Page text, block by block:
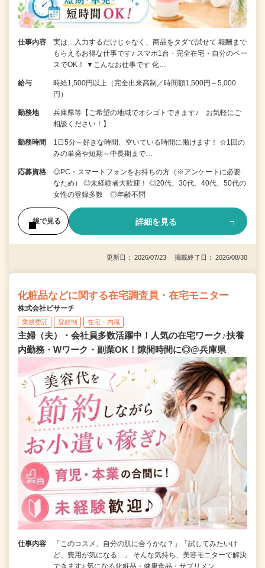
仕事内容
実は…入力するだけじゃなく、商品をタダで試せて 報酬まで
もらえるお得な仕事です♪ スマホ1台・完全在宅・自分のペー
スでOK！ ▼こんなお仕事です 化…
給与
時給1,500円以上（完全出来高制／時間額1,500円～5,000
円）
勤務地
兵庫県等【ご希望の地域でオシゴトできます♪ お気軽にご
相談ください！】
勤務時間
1日5分～好きな時間、空いている時間に働けます！ ☆1回の
みの単発や短期～中長期まで…
応募資格
◎PC・スマートフォンをお持ちの方（※アンケートに必要
なため） ◎未経験者大歓迎！ ◎20代、30代、40代、50代の
女性の登録多数 ◎年齢不問
後で見る 詳細を見る
更新日： 2026/07/23 掲載終了日： 2026/08/30
化粧品などに関する在宅調査員・在宅モニター
株式会社ビサーチ
業務委託 登録制 在宅・内職
主婦（夫）・会社員多数活躍中！人気の在宅ワーク♪扶養
内勤務・Wワーク・副業OK！隙間時間に◎@兵庫県
仕事内容
「このコスメ、自分の肌に合うかな？」「試してみたいけ
ど、費用が気になる…」 そんな気持ち、美容モニターで解決